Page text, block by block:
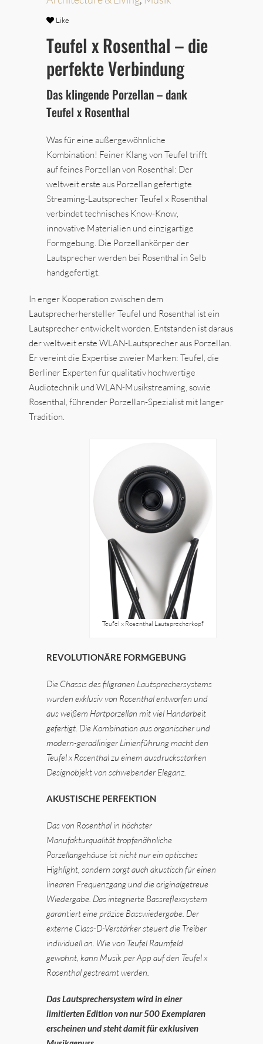
Like
Teufel x Rosenthal – die
perfekte Verbindung
Das klingende Porzellan – dank
Teufel x Rosenthal
Was für eine außergewöhnliche
Kombination! Feiner Klang von Teufel trifft
auf feines Porzellan von Rosenthal: Der
weltweit erste aus Porzellan gefertigte
Streaming-Lautsprecher Teufel x Rosenthal
verbindet technisches Know-Know,
innovative Materialien und einzigartige
Formgebung. Die Porzellankörper der
Lautsprecher werden bei Rosenthal in Selb
handgefertigt.
In enger Kooperation zwischen dem
Lautsprecherhersteller Teufel und Rosenthal ist ein
Lautsprecher entwickelt worden. Entstanden ist daraus
der weltweit erste WLAN-Lautsprecher aus Porzellan.
Er vereint die Expertise zweier Marken: Teufel, die
Berliner Experten für qualitativ hochwertige
Audiotechnik und WLAN-Musikstreaming, sowie
Rosenthal, führender Porzellan-Spezialist mit langer
Tradition.
Teufel x Rosenthal Lautsprecherkopf
REVOLUTIONÄRE FORMGEBUNG
Die Chassis des filigranen Lautsprechersystems
wurden exklusiv von Rosenthal entworfen und
aus weißem Hartporzellan mit viel Handarbeit
gefertigt. Die Kombination aus organischer und
modern-geradliniger Linienführung macht den
Teufel x Rosenthal zu einem ausdrucksstarken
Designobjekt von schwebender Eleganz.
AKUSTISCHE PERFEKTION
Das von Rosenthal in höchster
Manufakturqualität tropfenähnliche
Porzellangehäuse ist nicht nur ein optisches
Highlight, sondern sorgt auch akustisch für einen
linearen Frequenzgang und die originalgetreue
Wiedergabe. Das integrierte Bassreflexsystem
garantiert eine präzise Basswiedergabe. Der
externe Class-D-Verstärker steuert die Treiber
individuell an. Wie von Teufel Raumfeld
gewohnt, kann Musik per App auf den Teufel x
Rosenthal gestreamt werden.
Das Lautsprechersystem wird in einer
limitierten Edition von nur 500 Exemplaren
erscheinen und steht damit für exklusiven